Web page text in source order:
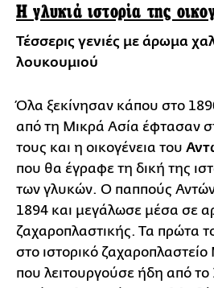
Η γλυκιά ιστορία της
Τέσσερις γενιές με άρωμα
λουκουμιού
Όλα ξεκίνησαν κάπου στο
από τη Μικρά Ασία έφτασαν
τους και η οικογένεια του
που θα έγραφε τη δική της
των γλυκών. Ο παππούς
1894 και μεγάλωσε μέσα σε
ζαχαροπλαστικής. Τα πρώτα
στο ιστορικό
που λειτουργούσε ήδη από